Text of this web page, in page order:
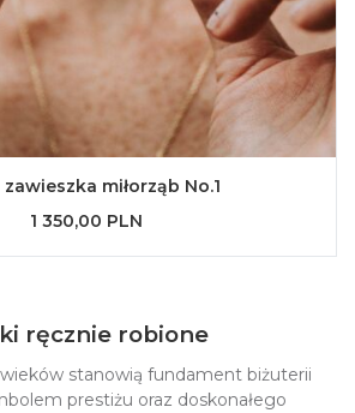
zawieszka miłorząb No.1
1 350,00 PLN
ręcznie robione
stanowią fundament biżuterii
prestiżu oraz doskonałego